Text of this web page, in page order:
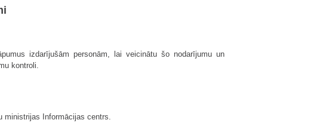
izdarījušām personām, lai veicinātu šo nodarījumu un
kontroli.
Informācijas centrs.